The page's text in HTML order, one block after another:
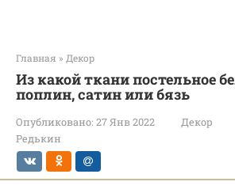
Главная » Декор
Из какой ткани постельное
поплин, сатин или бязь
Опубликовано: 27 Янв 2022 Декор
Редькин